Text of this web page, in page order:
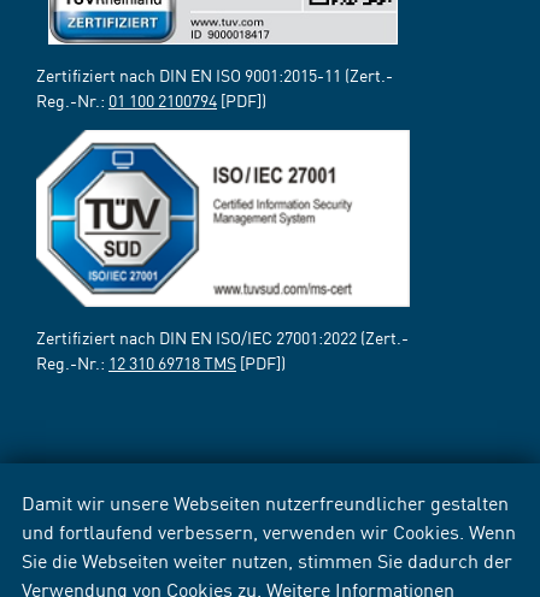
Damit wir unsere Webseiten nutzerfreundlicher gestalten
und fortlaufend verbessern, verwenden wir Cookies. Wenn
Sie die Webseiten weiter nutzen, stimmen Sie dadurch der
Verwendung von Cookies zu. Weitere Informationen
Zertifiziert nach DIN EN ISO 9001:2015-11 (Zert.-
Reg.-Nr.: 01 100 2100794 [PDF])
Zertifiziert nach DIN EN ISO/IEC 27001:2022 (Zert.-
Reg.-Nr.: 12 310 69718 TMS [PDF])